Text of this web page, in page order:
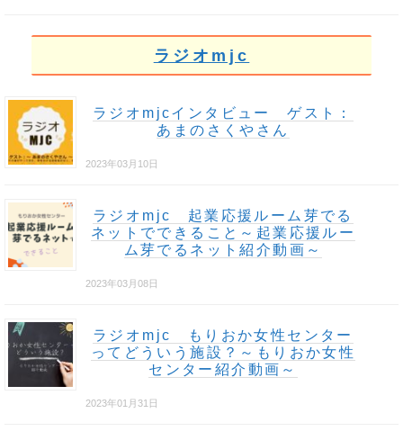
ラジオmjc
ラジオmjcインタビュー ゲスト：
あまのさくやさん
2023年03月10日
ラジオmjc 起業応援ルーム芽でる
ネットでできること～起業応援ルー
ム芽でるネット紹介動画～
2023年03月08日
ラジオmjc もりおか女性センター
ってどういう施設？～もりおか女性
センター紹介動画～
2023年01月31日